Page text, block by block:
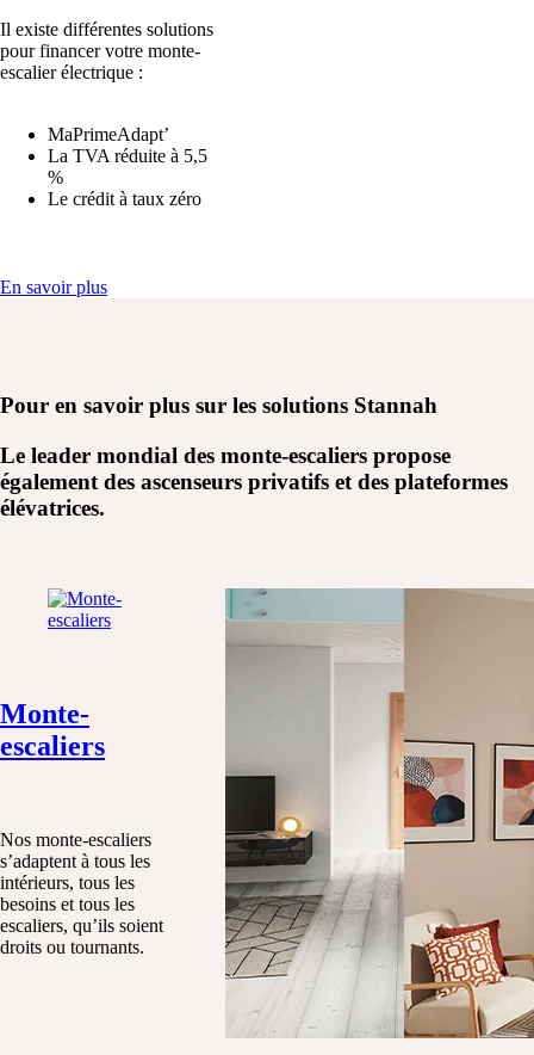
Il existe différentes solutions
pour financer votre monte-
escalier électrique :
MaPrimeAdapt’
La TVA réduite à 5,5
%
Le crédit à taux zéro
En savoir plus
Pour en savoir plus sur les solutions Stannah
Le leader mondial des monte-escaliers propose
également des ascenseurs privatifs et des plateformes
élévatrices.
Monte-
escaliers
Nos monte-escaliers
s’adaptent à tous les
intérieurs, tous les
besoins et tous les
escaliers, qu’ils soient
droits ou tournants.